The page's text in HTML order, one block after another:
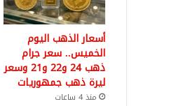
أسعار الذهب اليوم
الخميس.. سعر جرام
ذهب 24 و22 و21 وسعر
ليرة ذهب جمهوريات
منذ 4 ساعات